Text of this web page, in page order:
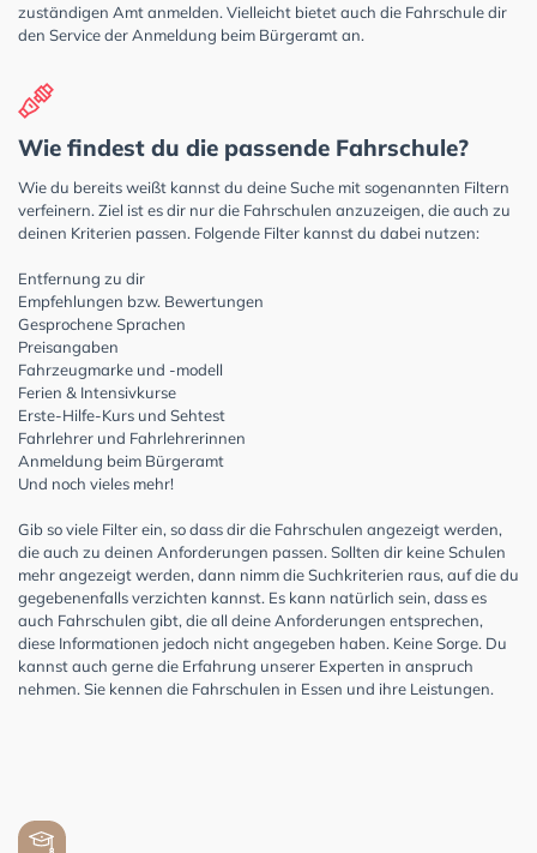
zuständigen Amt anmelden. Vielleicht bietet auch die Fahrschule dir
den Service der Anmeldung beim Bürgeramt an.
Wie findest du die passende Fahrschule?
Wie du bereits weißt kannst du deine Suche mit sogenannten Filtern
verfeinern. Ziel ist es dir nur die Fahrschulen anzuzeigen, die auch zu
deinen Kriterien passen. Folgende Filter kannst du dabei nutzen:
Entfernung zu dir
Empfehlungen bzw. Bewertungen
Gesprochene Sprachen
Preisangaben
Fahrzeugmarke und -modell
Ferien & Intensivkurse
Erste-Hilfe-Kurs und Sehtest
Fahrlehrer und Fahrlehrerinnen
Anmeldung beim Bürgeramt
Und noch vieles mehr!
Gib so viele Filter ein, so dass dir die Fahrschulen angezeigt werden,
die auch zu deinen Anforderungen passen. Sollten dir keine Schulen
mehr angezeigt werden, dann nimm die Suchkriterien raus, auf die du
gegebenenfalls verzichten kannst. Es kann natürlich sein, dass es
auch Fahrschulen gibt, die all deine Anforderungen entsprechen,
diese Informationen jedoch nicht angegeben haben. Keine Sorge. Du
kannst auch gerne die Erfahrung unserer Experten in anspruch
nehmen. Sie kennen die Fahrschulen in Essen und ihre Leistungen.